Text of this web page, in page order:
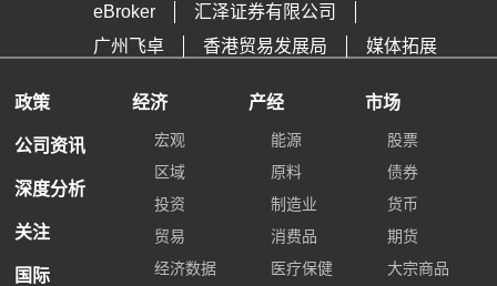
eBroker
汇泽证券有限公司
广州飞卓
香港贸易发展局 媒体拓展
政策
公司资讯
深度分析
关注
国际
经济
宏观
区域
投资
贸易
经济数据
产经
能源
原料
制造业
消费品
医疗保健
市场
股票
债券
货币
期货
大宗商品